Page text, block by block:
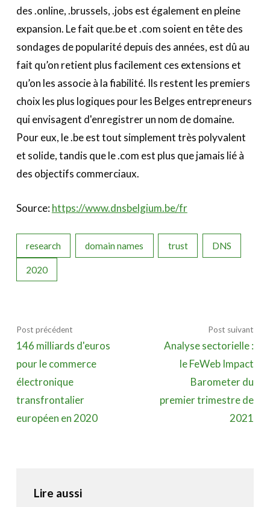
des .online, .brussels, .jobs est également en pleine
expansion. Le fait que.be et .com soient en tête des
sondages de popularité depuis des années, est dû au
fait qu’on retient plus facilement ces extensions et
qu’on les associe à la fiabilité. Ils restent les premiers
choix les plus logiques pour les Belges entrepreneurs
qui envisagent d'enregistrer un nom de domaine.
Pour eux, le .be est tout simplement très polyvalent
et solide, tandis que le .com est plus que jamais lié à
des objectifs commerciaux.
Source:https://www.dnsbelgium.be/fr
research domain names trust DNS
2020
Post précédent
146 milliards d'euros
pour le commerce
électronique
transfrontalier
européen en 2020
Post suivant
Analyse sectorielle :
le FeWeb Impact
Barometer du
premier trimestre de
2021
Lire aussi